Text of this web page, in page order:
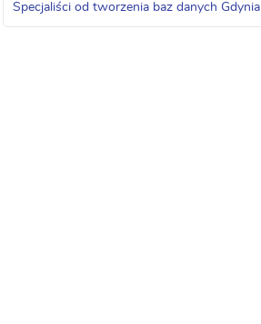
Specjaliści od tworzenia baz danych Gdynia